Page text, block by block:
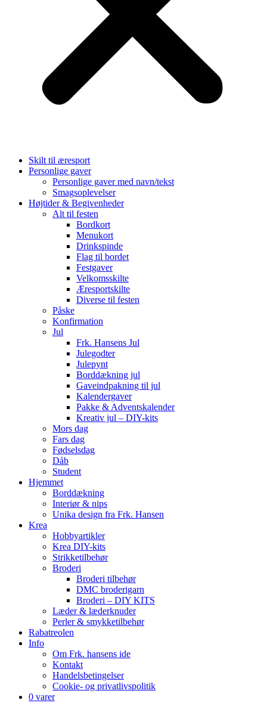
Skilt til æresport
Personlige gaver
Personlige gaver med navn/tekst
Smagsoplevelser
Højtider & Begivenheder
Alt til festen
Bordkort
Menukort
Drinkspinde
Flag til bordet
Festgaver
Velkomsskilte
Æresportskilte
Diverse til festen
Påske
Konfirmation
Jul
Frk. Hansens Jul
Julegodter
Julepynt
Borddækning jul
Gaveindpakning til jul
Kalendergaver
Pakke & Adventskalender
Kreativ jul – DIY-kits
Mors dag
Fars dag
Fødselsdag
Dåb
Student
Hjemmet
Borddækning
Interiør & nips
Unika design fra Frk. Hansen
Krea
Hobbyartikler
Krea DIY-kits
Strikketilbehør
Broderi
Broderi tilbehør
DMC broderigarn
Broderi – DIY KITS
Læder & læderknuder
Perler & smykketilbehør
Rabatreolen
Info
Om Frk. hansens ide
Kontakt
Handelsbetingelser
Cookie- og privatlivspolitik
0 varer